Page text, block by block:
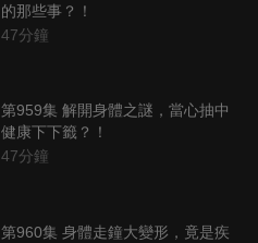
的那些事？！
47分鐘
第959集 解開身體之謎，當心抽中
健康下下籤？！
47分鐘
第960集 身體走鐘大變形，竟是疾